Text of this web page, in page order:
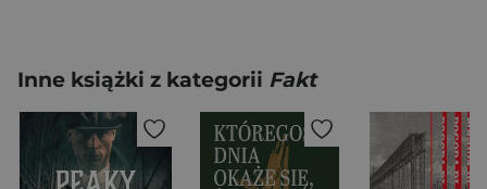
Inne książki z kategorii Fakt